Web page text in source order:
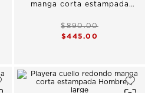
manga corta estampada
$890.00
$445.00